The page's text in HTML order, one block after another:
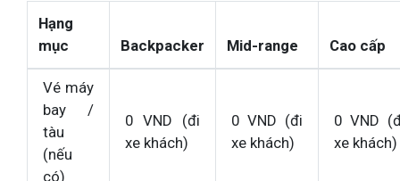
Hạng
mục
Backpacker Mid-range Cao cấp
Vé máy
bay /
tàu
(nếu
có)
0 VND (đi
xe khách)
0 VND (đi
xe khách)
0 VND
xe khách)